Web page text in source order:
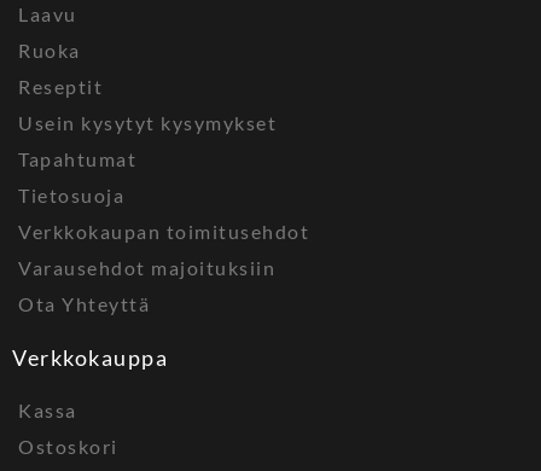
Laavu
Ruoka
Reseptit
Usein kysytyt kysymykset
Tapahtumat
Tietosuoja
Verkkokaupan toimitusehdot
Varausehdot majoituksiin
Ota Yhteyttä
Verkkokauppa
Kassa
Ostoskori